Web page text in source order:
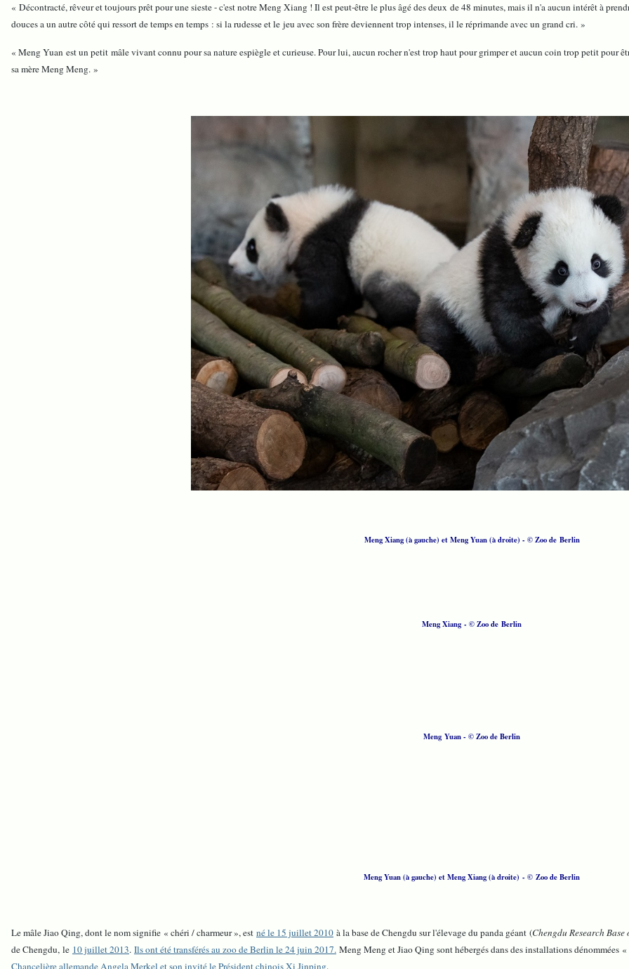
« Décontracté, rêveur et toujours prêt pour une sieste - c'est notre Meng Xiang ! Il est peut-être le plus âgé des deux de 48 minutes, mais il n'a aucun intérêt à
douces a un autre côté qui ressort de temps en temps : si la rudesse et le jeu avec son frère deviennent trop intenses, il le réprimande avec un grand cri. »
« Meng Yuan est un petit mâle vivant connu pour sa nature espiègle et curieuse. Pour lui, aucun rocher n'est trop haut pour grimper et aucun coin trop petit pour
sa mère Meng Meng. »
Meng Xiang (à gauche) et Meng Yuan (à droite) - © Zoo de Berlin
Meng Xiang - © Zoo de Berlin
Meng Yuan - © Zoo de Berlin
Meng Yuan (à gauche) et Meng Xiang (à droite) - © Zoo de Berlin
Le mâle Jiao Qing, dont le nom signifie « chéri / charmeur », est né le 15 juillet 2010 à la base de Chengdu sur l'élevage du panda géant (Chengdu Research
de Chengdu, le 10 juillet 2013. Ils ont été transférés au zoo de Berlin le 24 juin 2017. Meng Meng et Jiao Qing sont hébergés dans des installations dénommées
Chancelière allemande Angela Merkel et son invité le Président chinois Xi Jinping.